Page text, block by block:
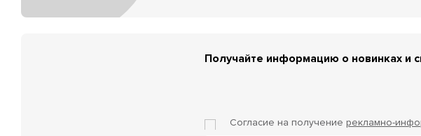
Получайте информацию о новинках и
Согласие на получение рекламно-